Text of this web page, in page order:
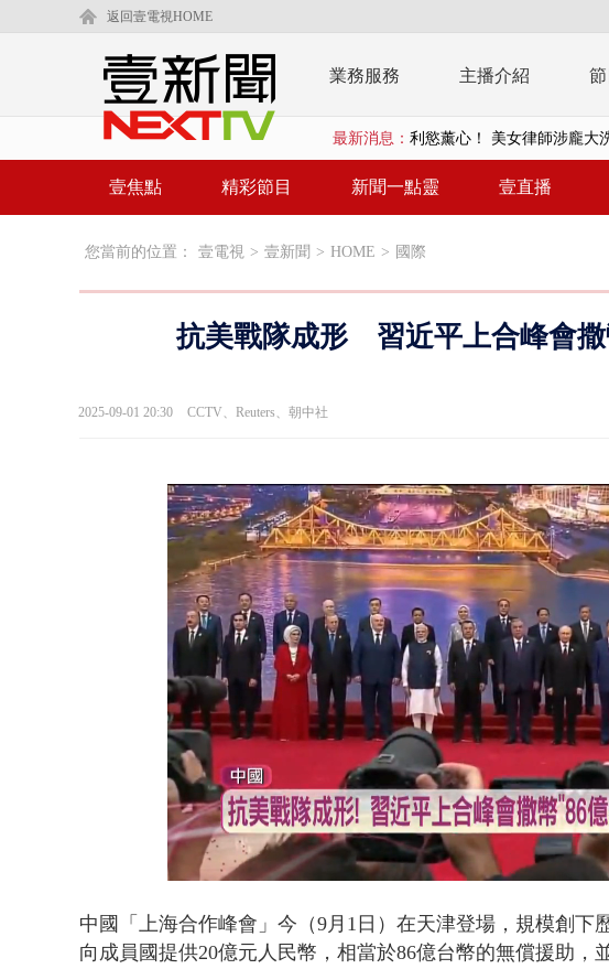
返回壹電視HOME
業務服務 主播介紹
最新消息：
早餐店放迷你拒馬「只有始
EZ WAY個資爭議 連戰媳婦
救生員大武崙戲水失蹤！ 搜
狠詐慈濟「10.8億」 名律師
白海豚逼近...北市「颱風整
壹焦點 精彩節目 新聞一點靈 壹直播
您當前的位置： 壹電視 > 壹新聞 > HOME > 國際
抗美戰隊成形 習近平上合峰會撒
2025-09-01 20:30 CCTV、Reuters、朝中社
Unmute Loaded
33.48%
中國「上海合作峰會」今（9月1日）在天津登場，規模創下
向成員國提供20億元人民幣，相當於86億台幣的無償援助，